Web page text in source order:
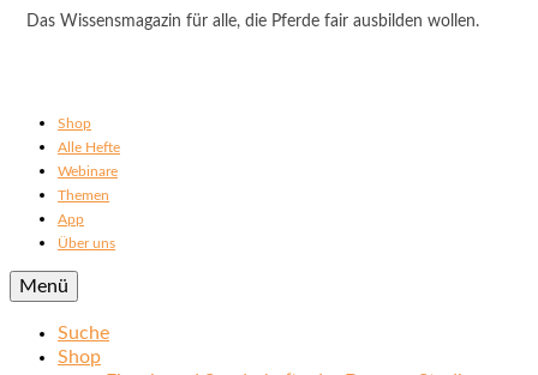
Das Wissensmagazin für alle, die Pferde fair ausbilden wollen.
Shop
Alle Hefte
Webinare
Themen
App
Über uns
Menü
Suche
Shop